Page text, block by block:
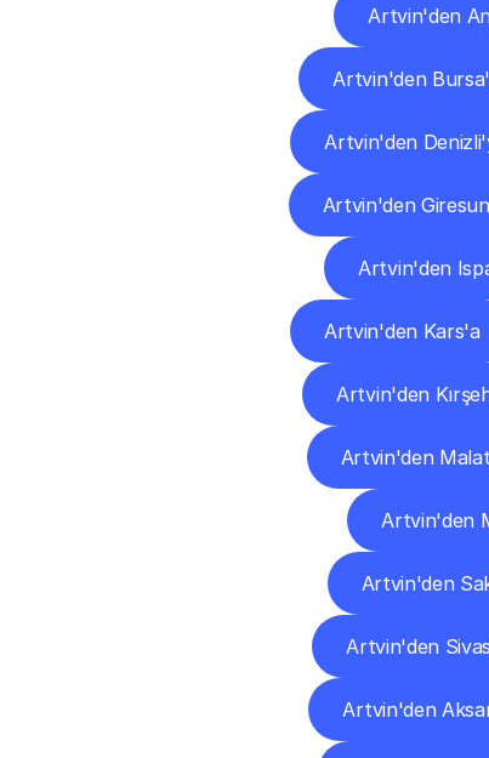
Artvin'den
Artvin'den
Artvin'den
Artvin'den
Artvin'den
Artvin'den Kars'a
Artvin'den
Artvin'den
Artvin'den
Artvin'den
Artvin'den
Artvin'den